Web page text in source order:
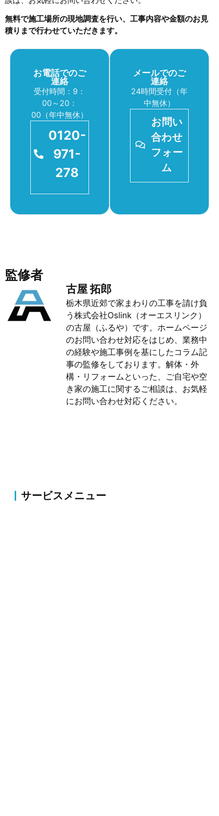
無料で施工場所の現地調査を行い、工事内容や金額のお見
積りまで行わせていただきます。
お電話でのご
連絡
受付時間：9：
00～20：
00（年中無休）
0120-
971-
278
メールでのご
連絡
24時間受付（年
中無休）
お問い
合わせ
フォー
ム
監修者
古屋 拓郎
栃木県近郊で家まわりの工事を請け負
う株式会社Oslink（オーエスリンク）
の古屋（ふるや）です。ホームページ
のお問い合わせ対応をはじめ、業務中
の経験や施工事例を基にしたコラム記
事の監修をしております。解体・外
構・リフォームといった、ご自宅や空
き家の施工に関するご相談は、お気軽
にお問い合わせ対応ください。
サービスメニュー